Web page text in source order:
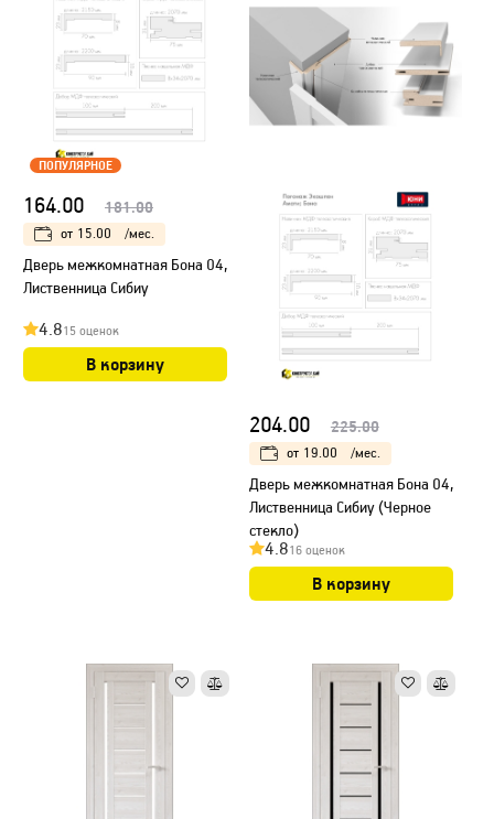
ПОПУЛЯРНОЕ
164.00 181.00
от 15.00 /мес.
Дверь межкомнатная Бона 04,
Лиственница Сибиу
4.815 оценок
В корзину
204.00 225.00
от 19.00 /мес.
Дверь межкомнатная Бона 04,
Лиственница Сибиу (Черное
стекло)
4.816 оценок
В корзину